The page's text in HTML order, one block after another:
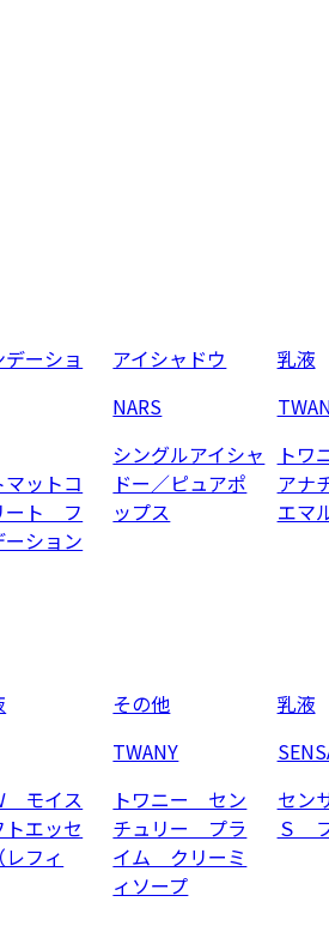
ーショ
マットコ
ート フ
ーション
アイシャドウ
NARS
シングルアイシャ
ドー／ピュアポ
ップス
乳液
ト
アナ
エマ
モイス
トエッセ
フィ
その他
TWANY
トワニー セン
チュリー プラ
イム クリーミ
ィソープ
乳液
セン
Ｓ